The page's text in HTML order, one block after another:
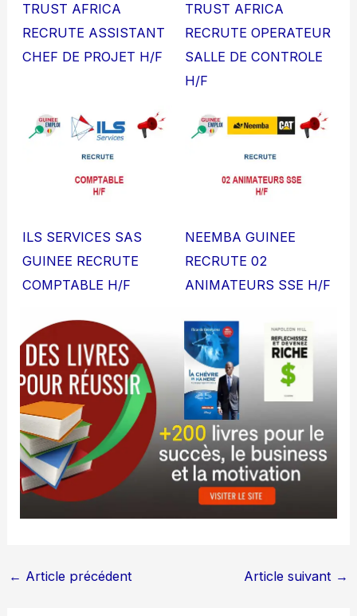
TRUST AFRICA
RECRUTE ASSISTANT
CHEF DE PROJET H/F
TRUST AFRICA
RECRUTE OPERATEUR
SALLE DE CONTROLE
H/F
ILS SERVICES SAS
GUINEE RECRUTE
COMPTABLE H/F
NEEMBA GUINEE
RECRUTE 02
ANIMATEURS SSE H/F
← Article précédent Article suivant →